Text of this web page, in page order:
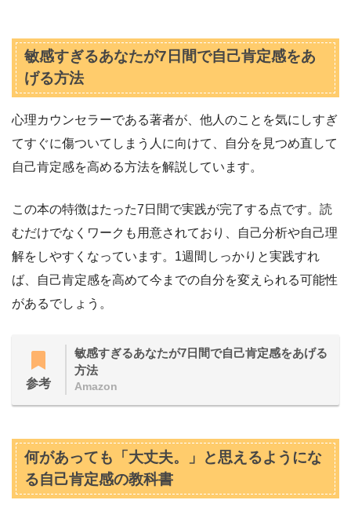
敏感すぎるあなたが7日間で自己肯定感をあ
げる方法
心理カウンセラーである著者が、他人のことを気にしすぎ
てすぐに傷ついてしまう人に向けて、自分を見つめ直して
自己肯定感を高める方法を解説しています。
この本の特徴はたった7日間で実践が完了する点です。読
むだけでなくワークも用意されており、自己分析や自己理
解をしやすくなっています。1週間しっかりと実践すれ
ば、自己肯定感を高めて今までの自分を変えられる可能性
があるでしょう。
参考
敏感すぎるあなたが7日間で自己肯定感をあげる
方法
Amazon
何があっても「大丈夫。」と思えるようにな
る自己肯定感の教科書